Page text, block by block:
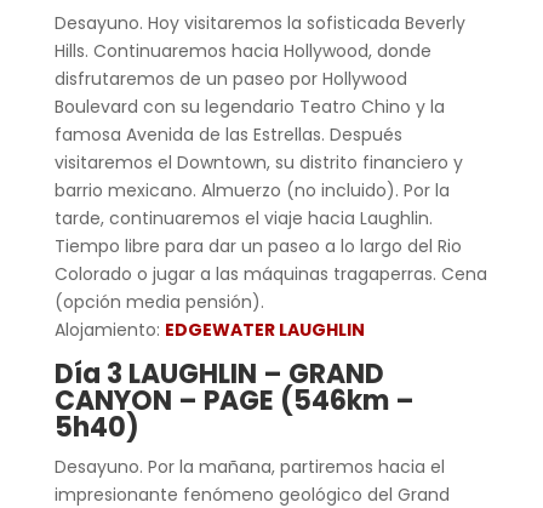
Desayuno. Hoy visitaremos la sofisticada Beverly
Hills. Continuaremos hacia Hollywood, donde
disfrutaremos de un paseo por Hollywood
Boulevard con su legendario Teatro Chino y la
famosa Avenida de las Estrellas. Después
visitaremos el Downtown, su distrito financiero y
barrio mexicano. Almuerzo (no incluido). Por la
tarde, continuaremos el viaje hacia Laughlin.
Tiempo libre para dar un paseo a lo largo del Rio
Colorado o jugar a las máquinas tragaperras. Cena
(opción media pensión).
Alojamiento: EDGEWATER LAUGHLIN
Día 3 LAUGHLIN – GRAND
CANYON – PAGE (546km –
5h40)
Desayuno. Por la mañana, partiremos hacia el
impresionante fenómeno geológico del Grand